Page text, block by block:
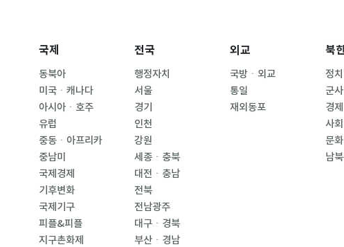
국제
동북아
미국ㆍ캐나다
아시아ㆍ호주
유럽
중동ㆍ아프리카
중남미
국제경제
기후변화
국제기구
피플&피플
지구촌화제
전국
행정자치
서울
경기
인천
강원
세종ㆍ충북
대전ㆍ충남
전북
전남광주
대구ㆍ경북
부산ㆍ경남
외교
국방ㆍ외교
통일
재외동포
북
정
군사
경제
사회
문
남